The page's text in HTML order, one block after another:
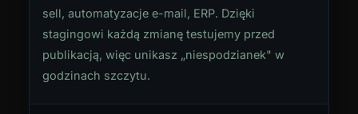
sell, automatyzacje e-mail, ERP. Dzięki
stagingowi każdą zmianę testujemy przed
publikacją, więc unikasz „niespodzianek" w
godzinach szczytu.